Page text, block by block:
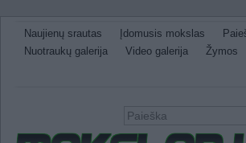
Naujienų srautas Įdomusis mokslas
Nuotraukų galerija
Video galerija Žymos